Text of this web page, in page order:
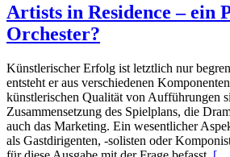
Artists in Residence – ein
Orchester?
Künstlerischer Erfolg ist letztlich nur
entsteht er aus verschiedenen
künstlerischen Qualität von Aufführungen
Zusammensetzung des Spielplans, die
auch das Marketing. Ein wesentlicher
als Gastdirigenten, -solisten oder